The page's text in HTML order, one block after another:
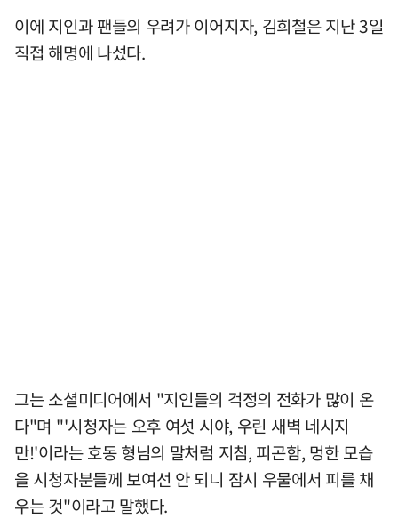
이에 지인과 팬들의 우려가 이어지자, 김희철은 지난 3일
직접 해명에 나섰다.
그는 소셜미디어에서 "지인들의 걱정의 전화가 많이 온
다"며 "'시청자는 오후 여섯 시야, 우린 새벽 네시지
만!'이라는 호동 형님의 말처럼 지침, 피곤함, 멍한 모습
을 시청자분들께 보여선 안 되니 잠시 우물에서 피를 채
우는 것"이라고 말했다.